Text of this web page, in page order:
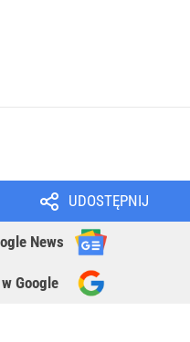
UDOSTĘPNIJ
News
Google